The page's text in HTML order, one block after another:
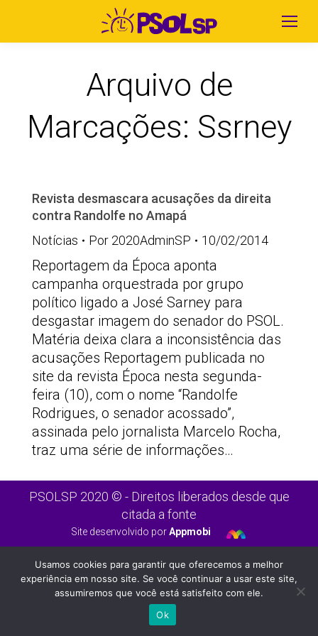
Arquivo de
Marcações: Ssrney
Revista desmascara acusações da direita
contra Randolfe no Amapá
Notícias
Por 2020AdminSP 10/02/2014
Reportagem da Época aponta
campanha orquestrada por grupo
político ligado a José Sarney para
desgastar imagem do senador do PSOL.
Matéria deixa clara a inconsistência das
acusações Reportagem publicada no
site da revista Época nesta segunda-
feira (10), com o nome “Randolfe
Rodrigues, o senador acossado”,
assinada pelo jornalista Marcelo Rocha,
traz uma série de informações…
PSOLSP 2020 © - Direitos liberados desde que
citada a fonte
Site desenvolvido porAppmobi
Usamos cookies para garantir que oferecemos a melhor
experiência em nosso site. Se você continuar a usar este site,
assumiremos que você está satisfeito com ele.
Ok